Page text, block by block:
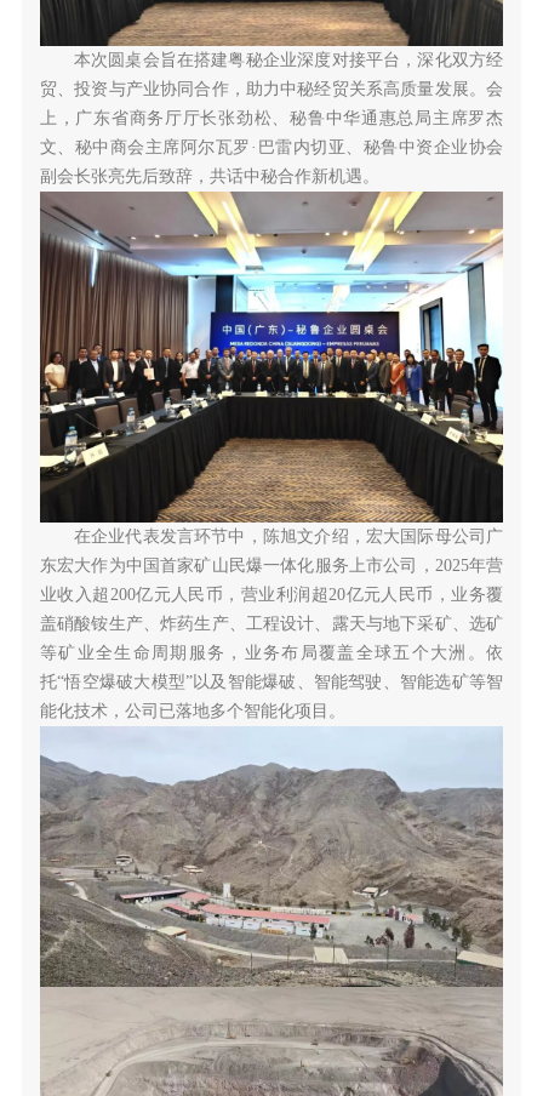
本次圆桌会旨在搭建粤秘企业深度对接平台，深化双方经
贸、投资与产业协同合作，助力中秘经贸关系高质量发展。会
上，广东省商务厅厅长张劲松、秘鲁中华通惠总局主席罗杰
文、秘中商会主席阿尔瓦罗·巴雷内切亚、秘鲁中资企业协会
副会长张亮先后致辞，共话中秘合作新机遇。
在企业代表发言环节中，陈旭文介绍，宏大国际母公司广
东宏大作为中国首家矿山民爆一体化服务上市公司，2025年营
业收入超200亿元人民币，营业利润超20亿元人民币，业务覆
盖硝酸铵生产、炸药生产、工程设计、露天与地下采矿、选矿
等矿业全生命周期服务，业务布局覆盖全球五个大洲。依
托“悟空爆破大模型”以及智能爆破、智能驾驶、智能选矿等智
能化技术，公司已落地多个智能化项目。